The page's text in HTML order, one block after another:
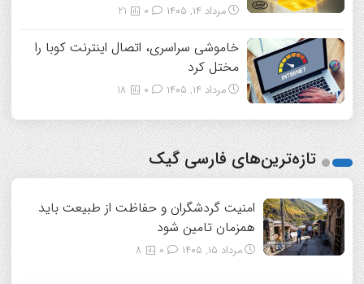
مرداد ۱۴, ۱۴۰۵ 21
خاموشی سراسری، اتصال اینترنت کوبا را
مختل کرد
مرداد ۱۴, ۱۴۰۵ 18
تازه‌ترین‌های فارسی گیک
امنیت گردشگران و حفاظت از طبیعت باید
همزمان تامین شود
مرداد ۱۵, ۱۴۰۵ 8